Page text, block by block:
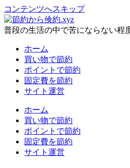
コンテンツへスキップ
普段の生活の中で苦にならない程
ホーム
買い物で節約
ポイントで節約
固定費を節約
サイト運営
ホーム
買い物で節約
ポイントで節約
固定費を節約
サイト運営